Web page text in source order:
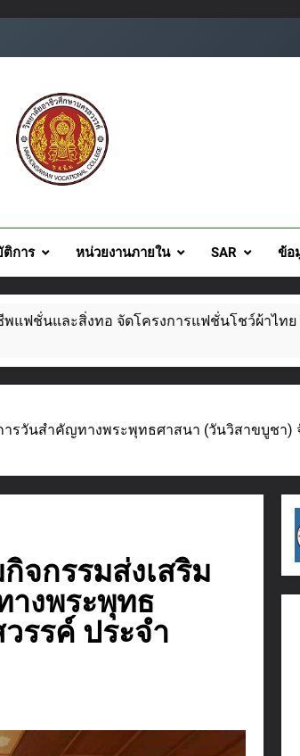
การ หน่วยงานภายใน SAR ข้อ
การแฟชั่นโชว์ผ้าไทย สไตล์โมเดิร์น วันที่ ๕ ส.
รวันสำคัญทางพระพุทธศาสนา (วันวิสาขบูชา)
จกรรมส่งเสริม
งพระพุทธ
รรค์ ประจำ